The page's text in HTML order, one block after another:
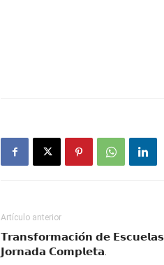
Artículo anterior
𝗧𝗿𝗮𝗻𝘀𝗳𝗼𝗿𝗺𝗮𝗰𝗶𝗼́𝗻 𝗱𝗲
𝗝𝗼𝗿𝗻𝗮𝗱𝗮 𝗖𝗼𝗺𝗽𝗹𝗲𝘁𝗮.